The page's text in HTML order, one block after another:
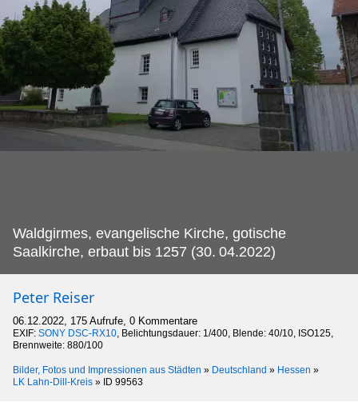
Waldgirmes, evangelische Kirche, gotische
Saalkirche, erbaut bis 1257 (30. 04.2022)
Peter Reiser
06.12.2022, 175 Aufrufe, 0 Kommentare
EXIF: SONY DSC-RX10, Belichtungsdauer: 1/400, Blende: 40/10, ISO125,
Brennweite: 880/100
Bilder, Fotos und Impressionen aus Städten » Deutschland » Hessen »
LK Lahn-Dill-Kreis » ID 99563